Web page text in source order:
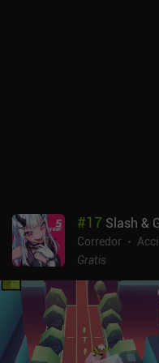
#17 Slash &
Corredor
Gratis